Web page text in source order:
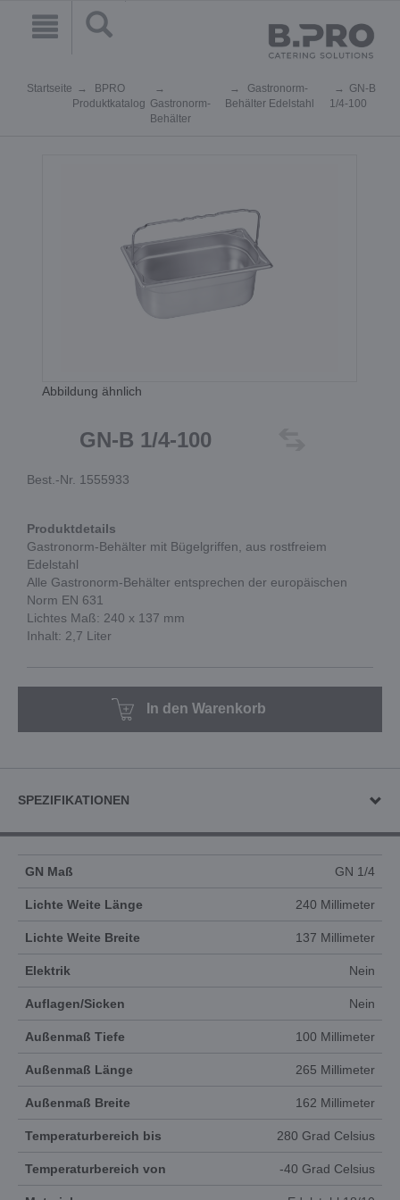
Startseite
BPRO
Produktkatalog Gastronorm-
Behälter
Gastronorm-
Behälter Edelstahl
GN-B
1/4-100
Abbildung ähnlich
GN-B 1/4-100
Best.-Nr. 1555933
Produktdetails
Gastronorm-Behälter mit Bügelgriffen, aus rostfreiem
Edelstahl
Alle Gastronorm-Behälter entsprechen der europäischen
Norm EN 631
Lichtes Maß: 240 x 137 mm
Inhalt: 2,7 Liter
In den Warenkorb
SPEZIFIKATIONEN
GN Maß GN 1/4
Lichte Weite Länge 240 Millimeter
Lichte Weite Breite 137 Millimeter
Elektrik Nein
Auflagen/Sicken Nein
Außenmaß Tiefe 100 Millimeter
Außenmaß Länge 265 Millimeter
Außenmaß Breite 162 Millimeter
Temperaturbereich bis 280 Grad Celsius
Temperaturbereich von -40 Grad Celsius